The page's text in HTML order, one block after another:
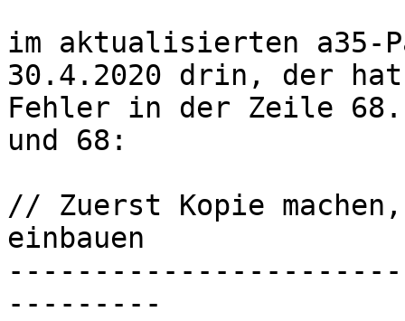
im aktualisierten a35-
30.4.2020 drin, der
Fehler in der Zeile
und 68:
// Zuerst Kopie
einbauen
---------